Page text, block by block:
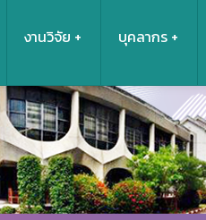
งานวิจัย บุคลากร